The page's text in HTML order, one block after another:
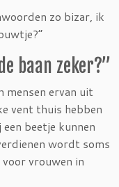
zo bizar, ik
baan zeker?”
mensen ervan uit
vent thuis hebben
beetje kunnen
wordt soms
vrouwen in